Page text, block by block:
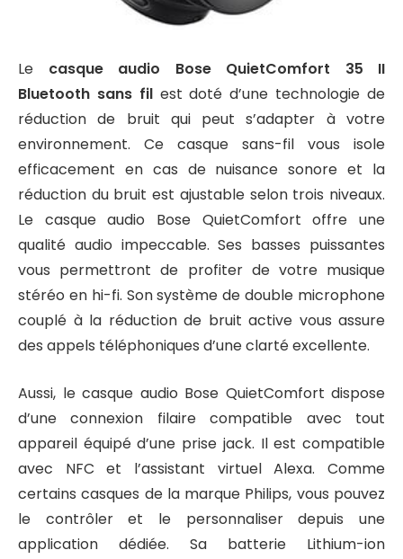
Le casque audio Bose QuietComfort 35 II
Bluetooth sans filest doté d’une technologie de
réduction de bruit qui peut s’adapter à votre
environnement. Ce casque sans-fil vous isole
efficacement en cas de nuisance sonore et la
réduction du bruit est ajustable selon trois niveaux.
Le casque audio Bose QuietComfort offre une
qualité audio impeccable. Ses basses puissantes
vous permettront de profiter de votre musique
stéréo en hi-fi. Son système de double microphone
couplé à la réduction de bruit active vous assure
des appels téléphoniques d’une clarté excellente.
Aussi, le casque audio Bose QuietComfort dispose
d’une connexion filaire compatible avec tout
appareil équipé d’une prise jack. Il est compatible
avec NFC et l’assistant virtuel Alexa. Comme
certains casques de la marque Philips, vous pouvez
le contrôler et le personnaliser depuis une
application dédiée. Sa batterie Lithium-ion